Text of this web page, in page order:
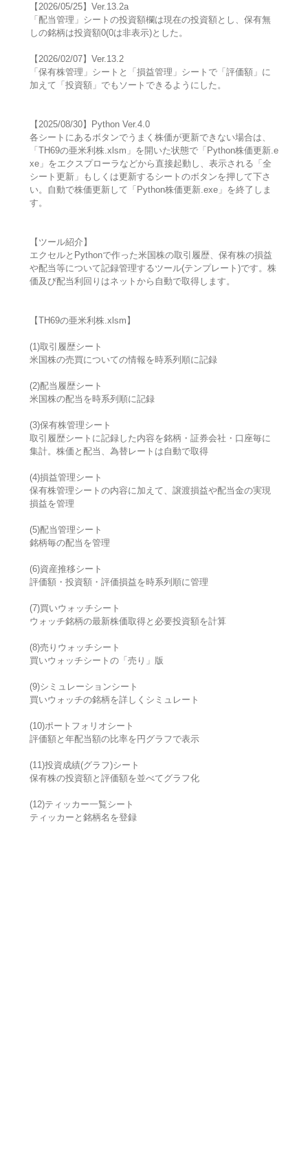
【2026/05/25】Ver.13.2a
「配当管理」シートの投資額欄は現在の投資額とし、保有無
しの銘柄は投資額0(0は非表示)とした。
【2026/02/07】Ver.13.2
「保有株管理」シートと「損益管理」シートで「評価額」に
加えて「投資額」でもソートできるようにした。
【2025/08/30】Python Ver.4.0
各シートにあるボタンでうまく株価が更新できない場合は、
「TH69の亜米利株.xlsm」を開いた状態で「Python株価更新.e
xe」をエクスプローラなどから直接起動し、表示される「全
シート更新」もしくは更新するシートのボタンを押して下さ
い。自動で株価更新して「Python株価更新.exe」を終了しま
す。
【ツール紹介】
エクセルとPythonで作った米国株の取引履歴、保有株の損益
や配当等について記録管理するツール(テンプレート)です。株
価及び配当利回りはネットから自動で取得します。
【TH69の亜米利株.xlsm】
(1)取引履歴シート
米国株の売買についての情報を時系列順に記録
(2)配当履歴シート
米国株の配当を時系列順に記録
(3)保有株管理シート
取引履歴シートに記録した内容を銘柄・証券会社・口座毎に
集計。株価と配当、為替レートは自動で取得
(4)損益管理シート
保有株管理シートの内容に加えて、譲渡損益や配当金の実現
損益を管理
(5)配当管理シート
銘柄毎の配当を管理
(6)資産推移シート
評価額・投資額・評価損益を時系列順に管理
(7)買いウォッチシート
ウォッチ銘柄の最新株価取得と必要投資額を計算
(8)売りウォッチシート
買いウォッチシートの「売り」版
(9)シミュレーションシート
買いウォッチの銘柄を詳しくシミュレート
(10)ポートフォリオシート
評価額と年配当額の比率を円グラフで表示
(11)投資成績(グラフ)シート
保有株の投資額と評価額を並べてグラフ化
(12)ティッカー一覧シート
ティッカーと銘柄名を登録